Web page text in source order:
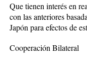
Que tienen interés en
con las anteriores
Japón para efectos de
Cooperación Bilateral